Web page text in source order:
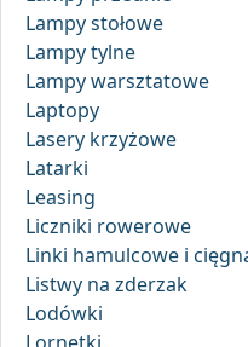
Lampy stołowe
Lampy tylne
Lampy warsztatowe
Laptopy
Lasery krzyżowe
Latarki
Leasing
Liczniki rowerowe
Linki hamulcowe i
Listwy na zderzak
Lodówki